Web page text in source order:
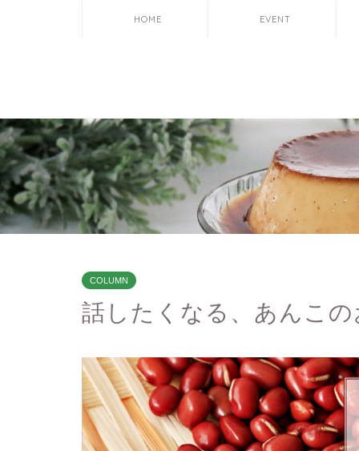
HOME EVENT
COLUMN
話したくなる、あんこの